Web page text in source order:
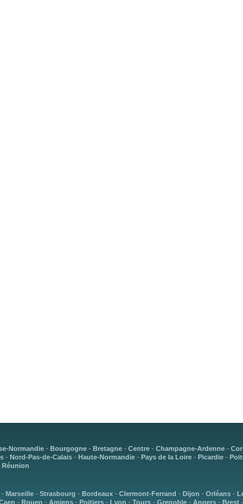
Normandie- Bourgogne- Bretagne- Centre- Champagne-Ardenne-
- Nord-Pas-de-Calais- Haute-Normandie- Pays de la Loire- Picardie-
Réunion
Marseille- Strasbourg - Bordeaux- Clermont-Ferrand - Dijon - Orléans-
- Rouen - Amiens- Poitiers- Lyon - Tours- Grenoble- Angers- Brest-